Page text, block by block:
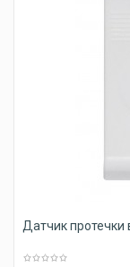
Датчик протечки